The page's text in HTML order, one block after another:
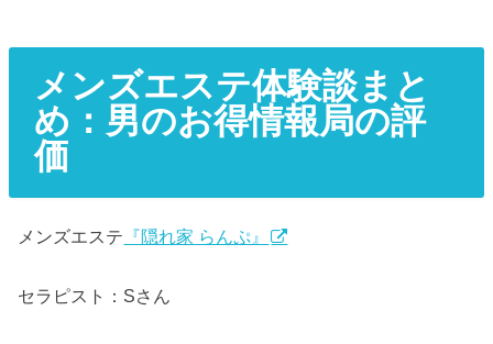
メンズエステ体験談まと
め：男のお得情報局の評
価
メンズエステ 『隠れ家 らんぷ』
セラピスト：Sさん